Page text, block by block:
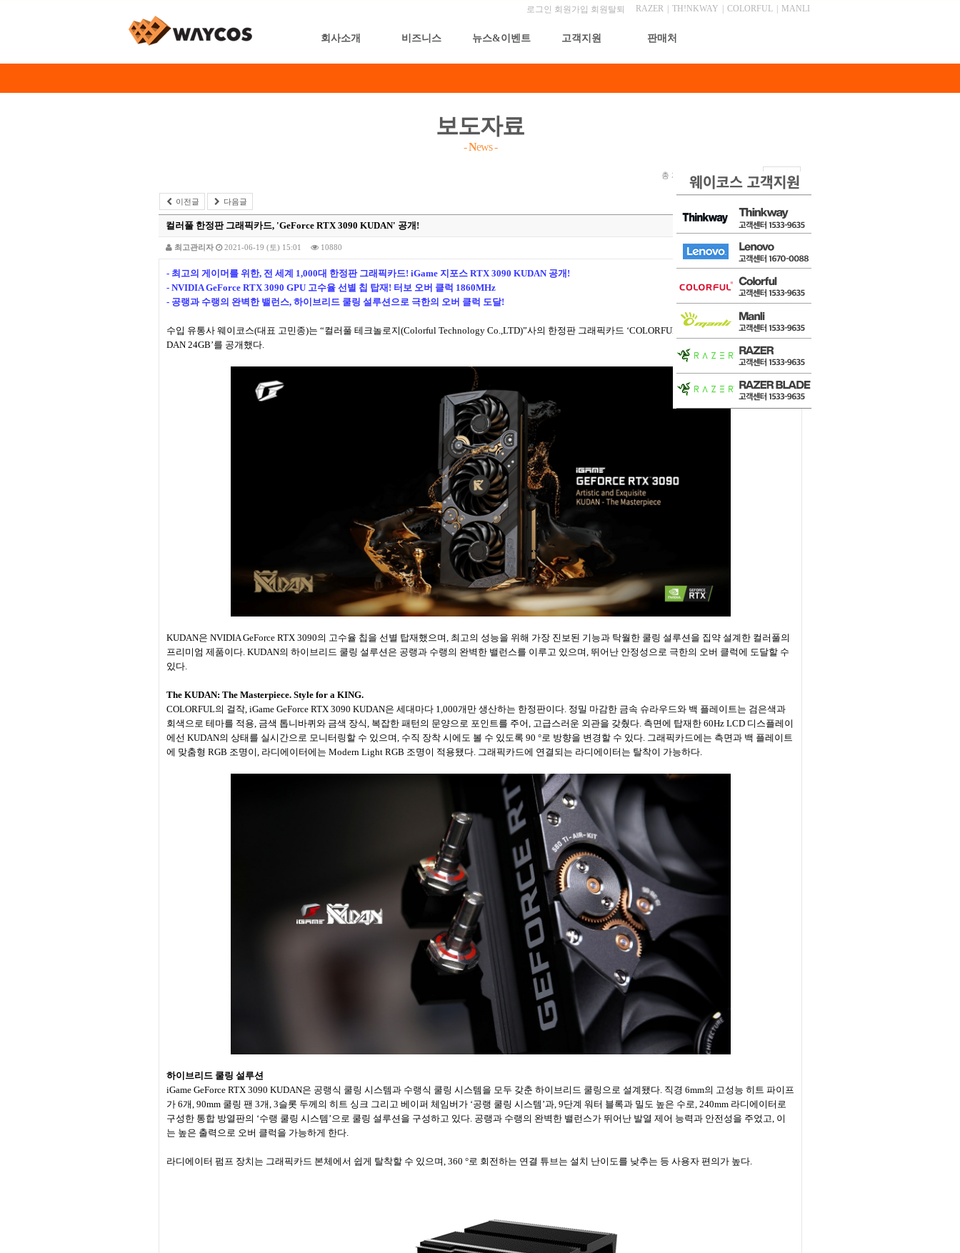
로그인 회원가입 회원탈퇴 MANLI
COLORFUL
TH!NKWAY
RAZER
회사소개 비즈니스 뉴스&이벤트 고객지원 판매처
보도자료
-News-
총 게시물 1,045건, 최근 0 건 안내
이전글 다음글
컬러풀 한정판 그래픽카드, 'GeForce RTX 3090 KUDAN' 공개!
최고관리자 2021-06-19 (토) 15:01 10880
- 최고의 게이머를 위한, 전 세계 1,000대 한정판 그래픽카드! iGame 지포스 RTX 3090 KUDAN 공개!
- NVIDIA GeForce RTX 3090 GPU 고수율 선별 칩 탑재! 터보 오버 클럭 1860MHz
- 공랭과 수랭의 완벽한 밸런스, 하이브리드 쿨링 설루션으로 극한의 오버 클럭 도달!
수입 유통사 웨이코스(대표 고민종)는 “컬러풀 테크놀로지(Colorful Technology Co.,LTD)”사의 한정판 그래픽카드 ‘COLORFUL iGame 지포스 RTX 3090 KU
DAN 24GB’를 공개했다.
KUDAN은 NVIDIA GeForce RTX 3090의 고수율 칩을 선별 탑재했으며, 최고의 성능을 위해 가장 진보된 기능과 탁월한 쿨링 설루션을 집약 설계한 컬러풀의
프리미엄 제품이다. KUDAN의 하이브리드 쿨링 설루션은 공랭과 수랭의 완벽한 밸런스를 이루고 있으며, 뛰어난 안정성으로 극한의 오버 클럭에 도달할 수
있다.
The KUDAN: The Masterpiece. Style for a KING.
COLORFUL의 걸작, iGame GeForce RTX 3090 KUDAN은 세대마다 1,000개만 생산하는 한정판이다. 정밀 마감한 금속 슈라우드와 백 플레이트는 검은색과
회색으로 테마를 적용, 금색 톱니바퀴와 금색 장식, 복잡한 패턴의 문양으로 포인트를 주어, 고급스러운 외관을 갖췄다. 측면에 탑재한 60Hz LCD 디스플레이
에선 KUDAN의 상태를 실시간으로 모니터링할 수 있으며, 수직 장착 시에도 볼 수 있도록 90 °로 방향을 변경할 수 있다. 그래픽카드에는 측면과 백 플레이트
에 맞춤형 RGB 조명이, 라디에이터에는 Modern Light RGB 조명이 적용됐다. 그래픽카드에 연결되는 라디에이터는 탈착이 가능하다.
하이브리드 쿨링 설루션
iGame GeForce RTX 3090 KUDAN은 공랭식 쿨링 시스템과 수랭식 쿨링 시스템을 모두 갖춘 하이브리드 쿨링으로 설계됐다. 직경 6mm의 고성능 히트 파이프
가 6개, 90mm 쿨링 팬 3개, 3슬롯 두께의 히트 싱크 그리고 베이퍼 체임버가 ‘공랭 쿨링 시스템’과, 9단계 워터 블록과 밀도 높은 수로, 240mm 라디에이터로
구성한 통합 방열판의 ‘수랭 쿨링 시스템’으로 쿨링 설루션을 구성하고 있다. 공랭과 수랭의 완벽한 밸런스가 뛰어난 발열 제어 능력과 안전성을 주었고, 이
는 높은 출력으로 오버 클럭을 가능하게 한다.
라디에이터 펌프 장치는 그래픽카드 본체에서 쉽게 탈착할 수 있으며, 360 °로 회전하는 연결 튜브는 설치 난이도를 낮추는 등 사용자 편의가 높다.